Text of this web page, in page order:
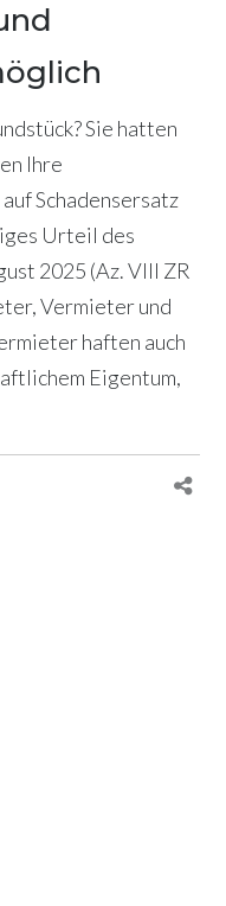
Sie hatten
Ihre
Schadensersatz
Urteil des
2025 (Az. VIII ZR
Vermieter und
haften auch
Eigentum,